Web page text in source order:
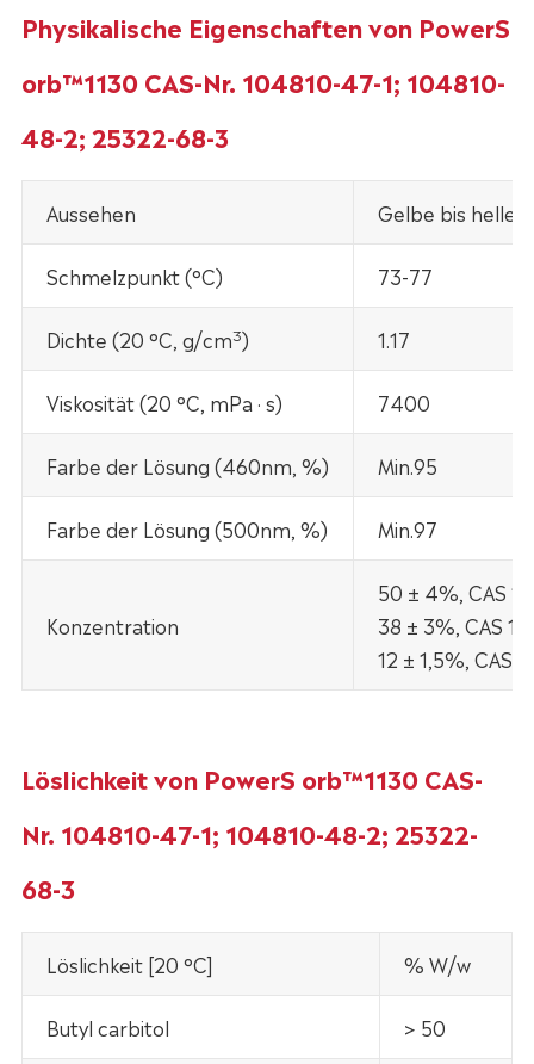
Physikalische Eigenschaften von PowerS
orb™1130 CAS-Nr. 104810-47-1; 104810-
48-2; 25322-68-3
Aussehen Gelbe bis helle
Schmelzpunkt (°C) 73-77
Dichte (20 °C, g/cm3) 1.17
Viskosität (20 °C, mPa · s) 7400
Farbe der Lösung (460nm, %) Min.95
Farbe der Lösung (500nm, %) Min.97
Konzentration
50 ± 4%, CAS
38 ± 3%, CAS
12 ± 1,5%, CAS
Löslichkeit von PowerS orb™1130 CAS-
Nr. 104810-47-1; 104810-48-2; 25322-
68-3
Löslichkeit [20 °C] % W/w
Butyl carbitol > 50